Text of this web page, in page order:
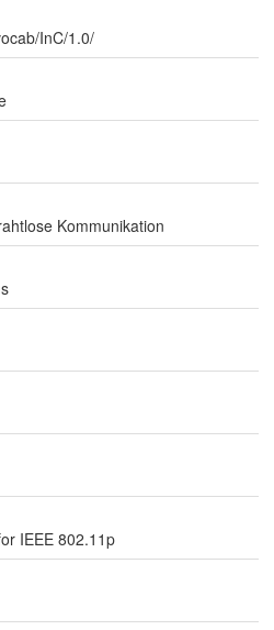
InC/1.0/
Kommunikation
IEEE 802.11p